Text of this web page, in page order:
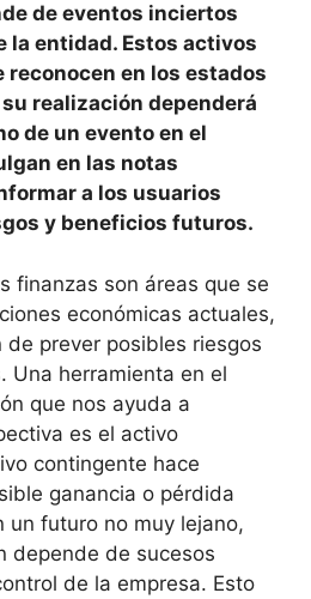
de eventos inciertos
la entidad. Estos activos
en los estados
realización dependerá
de un evento en el
en las notas
a los usuarios
y beneficios futuros.
finanzas son áreas que se
económicas actuales,
prever posibles riesgos
Una herramienta en el
que nos ayuda a
es el activo
contingente hace
ganancia o pérdida
un futuro no muy lejano,
depende de sucesos
de la empresa. Esto